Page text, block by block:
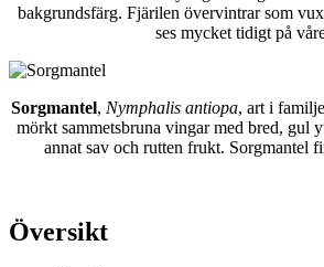
bakgrundsfärg. Fjärilen övervintrar som
ses mycket tidigt på
Sorgmantel, Nymphalis antiopa, art i
mörkt sammetsbruna vingar med bred, gul
annat sav och rutten frukt. Sorgmantel
Översikt